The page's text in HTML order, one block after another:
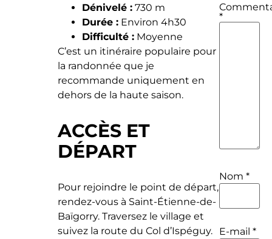
Dénivelé :730 m
Durée :Environ 4h30
Difficulté :Moyenne
C’est un itinéraire populaire pour
la randonnée que je
recommande uniquement en
dehors de la haute saison.
ACCÈS ET
DÉPART
Pour rejoindre le point de départ,
rendez-vous à Saint-Étienne-de-
Baïgorry. Traversez le village et
suivez la route du Col d’Ispéguy.
*
Nom*
E-mail*